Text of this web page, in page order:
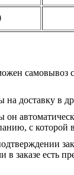
самовывоз
на доставку в
с которой
заказе есть